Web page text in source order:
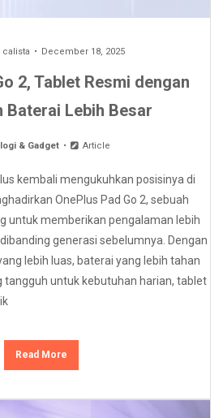
calista December 18, 2025
2, Tablet Resmi dengan
Baterai Lebih Besar
& Gadget Article
kembali mengukuhkan posisinya di
OnePlus Pad Go 2, sebuah
untuk memberikan pengalaman lebih
generasi sebelumnya. Dengan
lebih luas, baterai yang lebih tahan
tangguh untuk kebutuhan harian, tablet
Read More